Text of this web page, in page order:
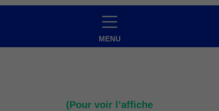
MENU
(Pour voir l’affiche